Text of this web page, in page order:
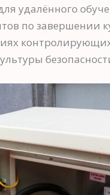
удалённого
по завершении